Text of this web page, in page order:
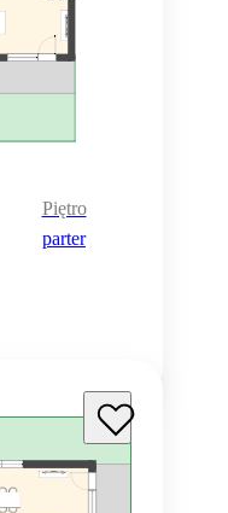
Piętro
parter